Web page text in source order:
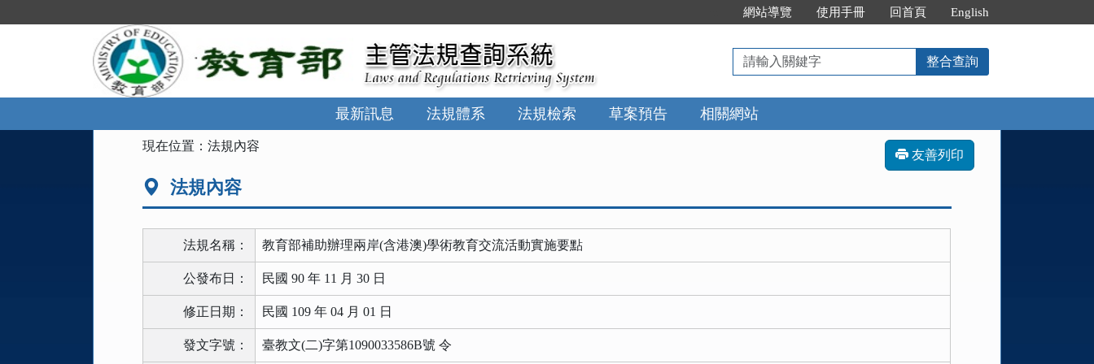
到
網站導覽 使用手冊 回首頁 English
請
輸
入
關
鍵
整合查詢
最新訊息 法規體系 法規檢索 草案預告 相關網站
現在位置：法規內容
友善列印
法規內容
法規名稱： 教育部補助辦理兩岸(含港澳)學術教育交流活動實施要點
公發布日： 民國 90 年 11 月 30 日
修正日期： 民國 109 年 04 月 01 日
發文字號： 臺教文(二)字第1090033586B號 令